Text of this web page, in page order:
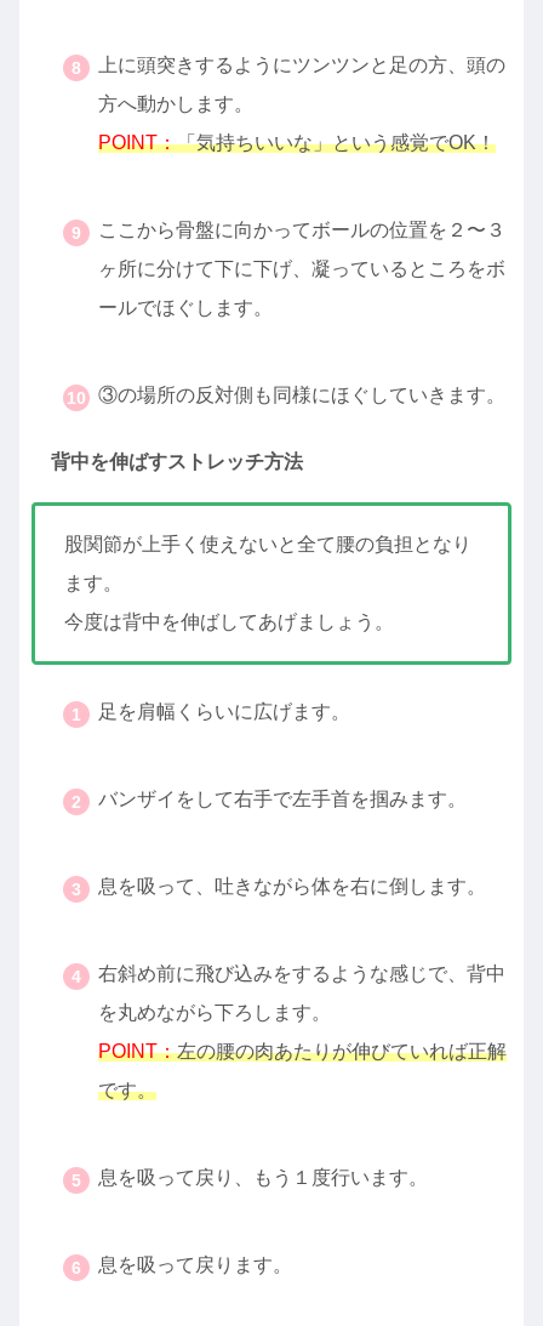
上に頭突きするようにツンツンと足の方、頭の
方へ動かします。
POINT：「気持ちいいな」という感覚でOK！
ここから骨盤に向かってボールの位置を２〜３
ヶ所に分けて下に下げ、凝っているところをボ
ールでほぐします。
③の場所の反対側も同様にほぐしていきます。
背中を伸ばすストレッチ方法
股関節が上手く使えないと全て腰の負担となり
ます。
今度は背中を伸ばしてあげましょう。
足を肩幅くらいに広げます。
バンザイをして右手で左手首を掴みます。
息を吸って、吐きながら体を右に倒します。
右斜め前に飛び込みをするような感じで、背中
を丸めながら下ろします。
POINT：左の腰の肉あたりが伸びていれば正解
です。
息を吸って戻り、もう１度行います。
息を吸って戻ります。